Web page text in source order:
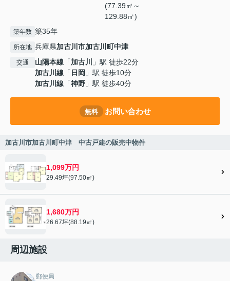
(77.39㎡～
129.88㎡)
築年数 築35年
所在地 兵庫県加古川市加古川町中津
交通 山陽本線 「加古川
」駅 徒歩22分
加古川線 「 日岡 」駅 徒歩10分
加古川線 「神野 」駅 徒歩40分
無料 お問い合わせ
加古川市加古川町中津 中古戸建の販売中物件
1,099万円
29.49坪(97.50㎡)
1,680万円
26.67坪(88.19㎡)
周辺施設
郵便局